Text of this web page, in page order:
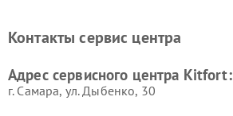
Kitfort
Kitfort
Kitfort
Kitfort
Контакты сервис центра
Адрес сервисного центра Kitfort:
г. Самара, ул. Дыбенко, 30